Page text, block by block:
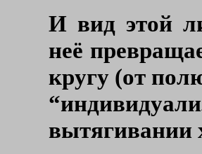
И вид этой
неё
кругу (от
вытягивании